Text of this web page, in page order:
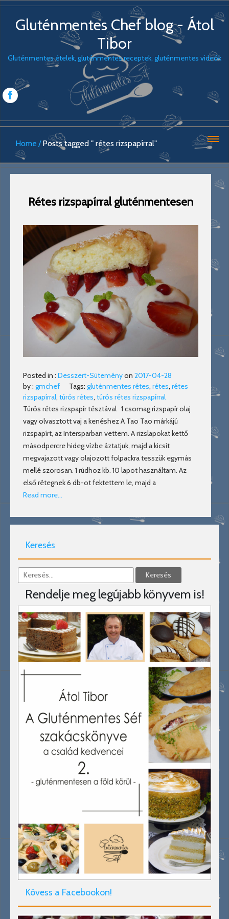
Gluténmentes Chef blog - Átol
Tibor
Gluténmentes ételek, gluténmentes receptek, gluténmentes videók
Home Posts tagged " rétes rizspapírral"
Rétes rizspapírral gluténmentesen
Posted in : Desszert-Süteményon 2017-04-28
by : gmchef Tags: gluténmentes rétes, rétes, rétes
rizspapírral, túrós rétes, túrós rétes rizspapírral
Túrós rétes rizspapír tésztával 1 csomag rizspapír olaj
vagy olvasztott vaj a kenéshez A Tao Tao márkájú
rizspapírt, az Intersparban vettem. A rizslapokat kettő
másodpercre hideg vízbe áztatjuk, majd a kicsit
megvajazott vagy olajozott folpackra tesszük egymás
mellé szorosan. 1 rúdhoz kb. 10 lapot használtam. Az
első rétegnek 6 db-ot fektettem le, majd a
Read more…
Keresés
Rendelje meg legújabb könyvem is!
Kövess a Facebookon!